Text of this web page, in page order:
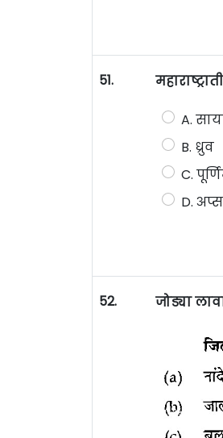
51.
A.
B. ध्रुव
C.
D.
52. जोड्या